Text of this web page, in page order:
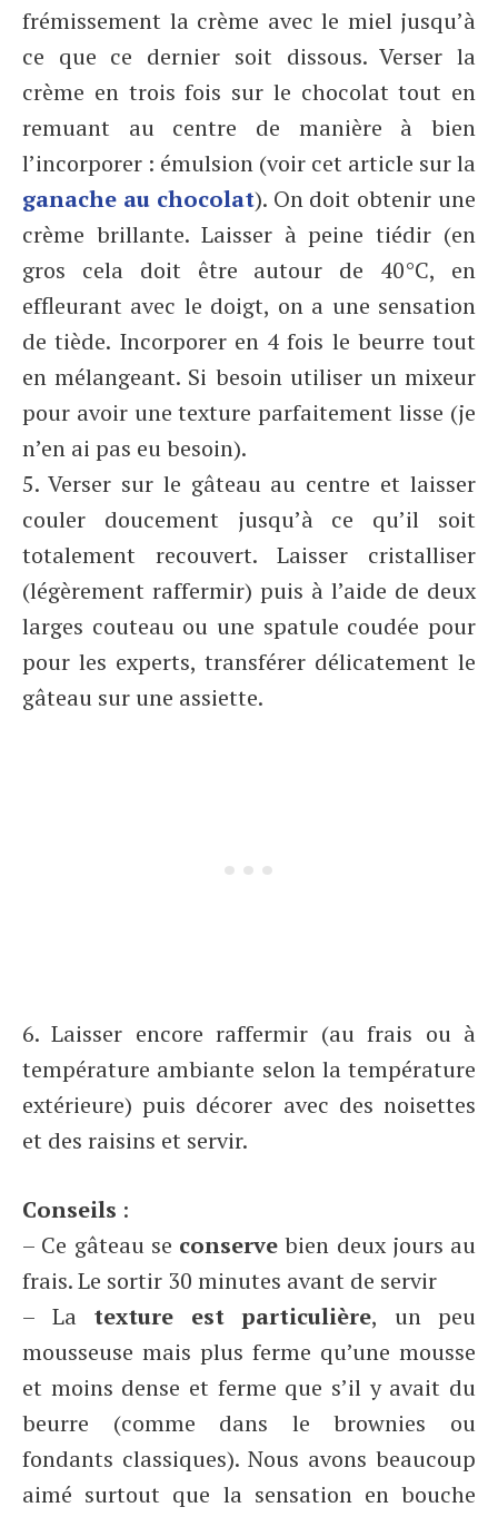
frémissement la crème avec le miel jusqu’à
ce que ce dernier soit dissous. Verser la
crème en trois fois sur le chocolat tout en
remuant au centre de manière à bien
l’incorporer : émulsion (voir cet article sur la
ganache au chocolat). On doit obtenir une
crème brillante. Laisser à peine tiédir (en
gros cela doit être autour de 40°C, en
effleurant avec le doigt, on a une sensation
de tiède. Incorporer en 4 fois le beurre tout
en mélangeant. Si besoin utiliser un mixeur
pour avoir une texture parfaitement lisse (je
n’en ai pas eu besoin).
5. Verser sur le gâteau au centre et laisser
couler doucement jusqu’à ce qu’il soit
totalement recouvert. Laisser cristalliser
(légèrement raffermir) puis à l’aide de deux
larges couteau ou une spatule coudée pour
pour les experts, transférer délicatement le
gâteau sur une assiette.
6. Laisser encore raffermir (au frais ou à
température ambiante selon la température
extérieure) puis décorer avec des noisettes
et des raisins et servir.
Conseils :
– Ce gâteau se conserve bien deux jours au
frais. Le sortir 30 minutes avant de servir
– La texture est particulière, un peu
mousseuse mais plus ferme qu’une mousse
et moins dense et ferme que s’il y avait du
beurre (comme dans le brownies ou
fondants classiques). Nous avons beaucoup
aimé surtout que la sensation en bouche